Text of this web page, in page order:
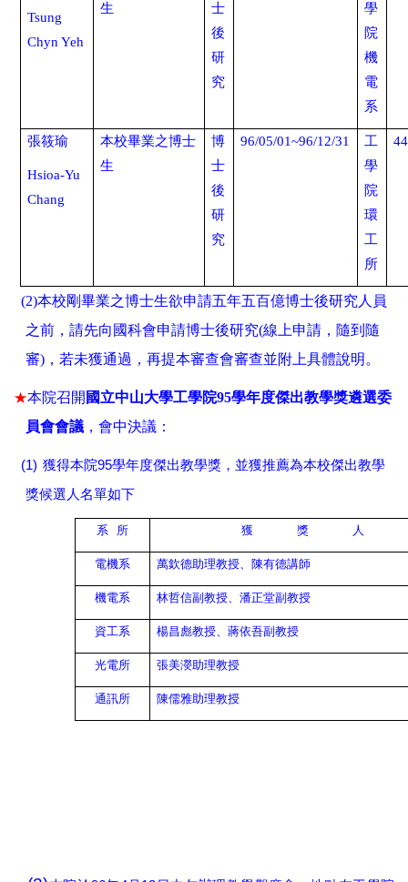
Tsung
Chyn Yeh
生
士
後
研
究
學
院
機
電
系
張筱瑜
Hsioa-Yu
Chang
本校畢業之博士
生
博
士
後
研
究
96/05/01~96/12/31
工
學
院
環
工
所
(2)本校剛畢業之博士生欲申請五年五百億博士後研究人員
之前，請先向國科會申請博士後研究(線上申請，隨到隨
審)， 若未獲通過，再提本審查會審查並附上具體說明。
★本院召開 國立中山大學工學院95學年度傑出教學獎遴選委
員會會議 ，會中決議：
(1) 獲得本院95學年度傑出教學獎，並獲推薦為本校傑出教學
獎候選人名單如下
系 所 獲 獎 人
電機系 萬欽德助理教授、陳有德講師
機電系 林哲信副教授、潘正堂副教授
資工系 楊昌彪教授、蔣依吾副教授
光電所 張美濙助理教授
通訊所 陳儒雅助理教授